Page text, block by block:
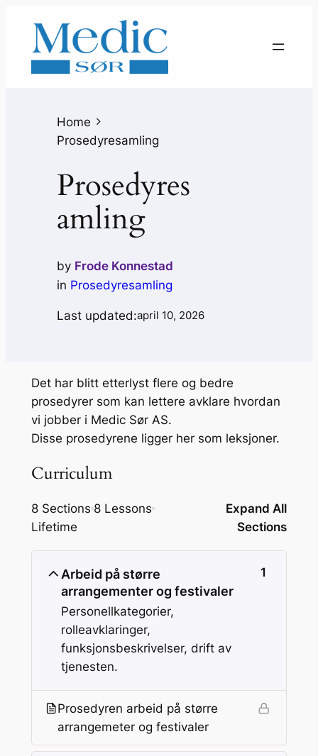
Home
Prosedyresamling
Prosedyres
amling
by Frode Konnestad
in Prosedyresamling
Last updated:april 10, 2026
Det har blitt etterlyst flere og bedre
prosedyrer som kan lettere avklare hvordan
vi jobber i Medic Sør AS.
Disse prosedyrene ligger her som leksjoner.
Curriculum
8 Sections 8 Lessons
Lifetime
Expand All
Sections
Arbeid på større
arrangementer og festivaler
Personellkategorier,
rolleavklaringer,
funksjonsbeskrivelser, drift av
tjenesten.
1
Prosedyren arbeid på større
arrangemeter og festivaler